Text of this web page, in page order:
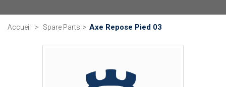
Accueil > Spare Parts > Axe Repose Pied 03